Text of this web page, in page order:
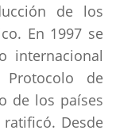
de los
En 1997 se
internacional
de
de los países
Desde